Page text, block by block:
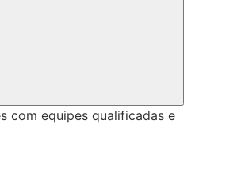
com equipes qualificadas e